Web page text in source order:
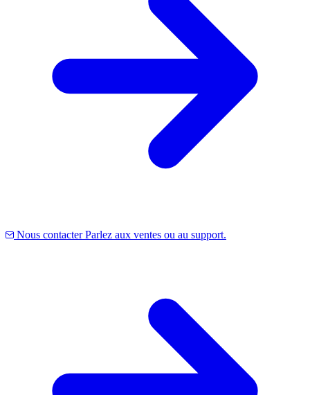
Nous contacter Parlez aux ventes ou au support.